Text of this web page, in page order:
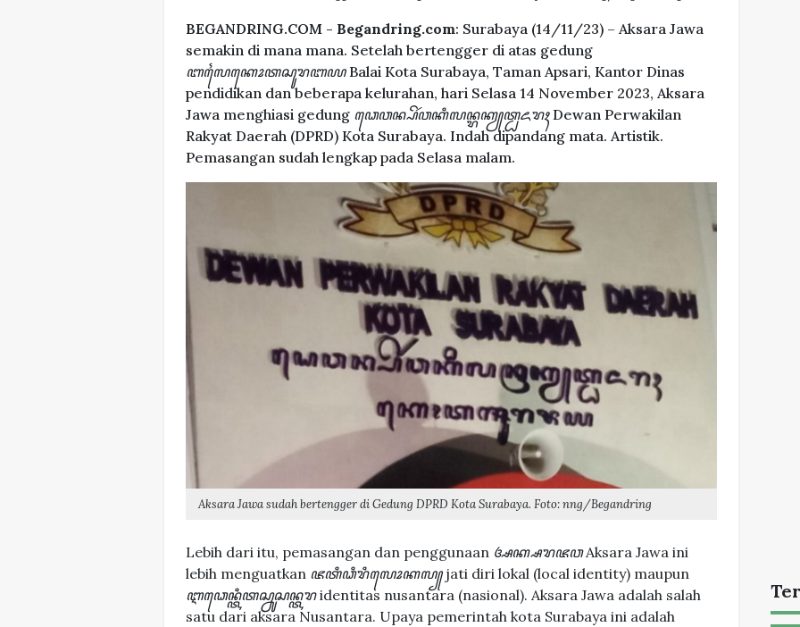
BEGANDRING.COM - Begandring.com: Surabaya (14/11/23) – Aksara Jawa
semakin di mana mana. Setelah bertengger di atas gedung
ꦧꦭꦻꦏꦺꦴꦠꦱꦸꦫꦧꦪBalai Kota Surabaya, Taman Apsari, Kantor Dinas
pendidikan dan beberapa kelurahan, hari Selasa 14 November 2023, Aksara
Jawa menghiasi gedung ꦣꦺꦮꦤ꧀ꦥꦼꦂꦮꦏꦶꦭꦤ꧀ꦫꦏꦾꦠ꧀ꦝꦌꦫꦃDewan Perwakilan
Rakyat Daerah (DPRD) Kota Surabaya. Indah dipandang mata. Artistik.
Pemasangan sudah lengkap pada Selasa malam.
Aksara Jawa sudah bertengger di Gedung DPRD Kota Surabaya. Foto: nng/Begandring
Lebih dari itu, pemasangan dan penggunaan ꦄꦏ꧀ꦱꦫꦗꦮAksara Jawa ini
lebih menguatkan ꦗꦠꦶꦣꦶꦫꦶꦭꦺꦴꦏꦭ꧀jati diri lokal (local identity) maupun
ꦆꦣꦺꦤ꧀ꦠꦶꦠꦱ꧀ꦤꦸꦱꦤ꧀ꦠꦫidentitas nusantara (nasional). Aksara Jawa adalah salah
satu dari aksara Nusantara. Upaya pemerintah kota Surabaya ini adalah